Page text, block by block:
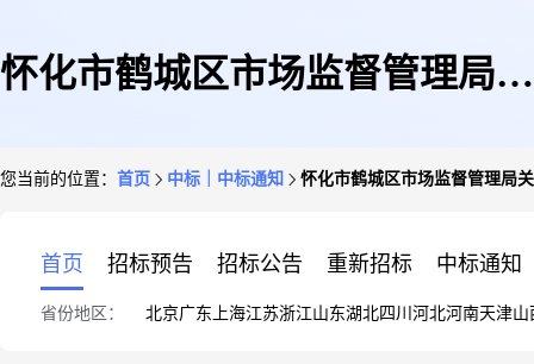
怀化市鹤城区市场监督管理局关
您当前的位置： 首页 中标｜中标通知 怀化市鹤城区市场监督管理局
首页 招标预告 招标公告 重新招标 中标通知
省份地区： 北京广东 上海江苏浙江山东湖北四川 河北河南天津山